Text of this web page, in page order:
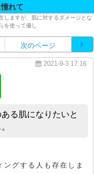
れて
しますが、肌に対するダメージとな
を使って優し
次のページ
2021-9-3 17:16
る肌になりたいと
荒んだ肌なんかよりも清潔感
グする人も存在しま